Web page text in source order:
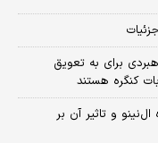
برای به تعویق
کنگره هستند
و تاثیر آن بر